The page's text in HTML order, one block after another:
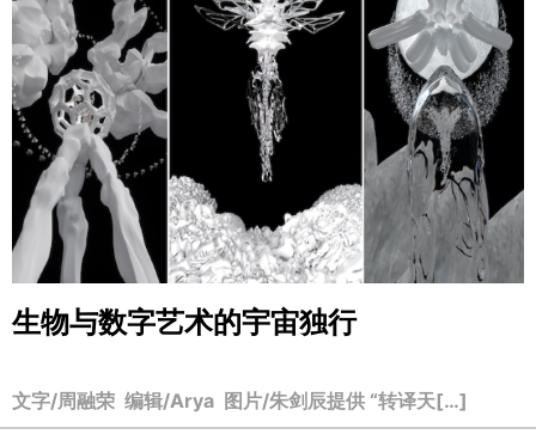
生物与数字艺术的宇宙独行
文字/周融荣 编辑/Arya 图片/朱剑辰提供 “转译天[…]